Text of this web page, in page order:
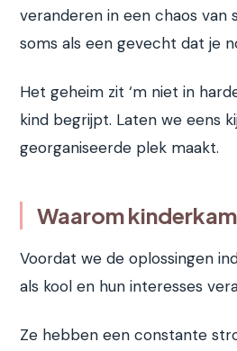
veranderen in een chaos van
soms als een gevecht dat je
Het geheim zit ‘m niet in
kind begrijpt. Laten we eens
georganiseerde plek maakt.
Waarom
Voordat we de oplossingen
als kool en hun interesses
Ze hebben een constante